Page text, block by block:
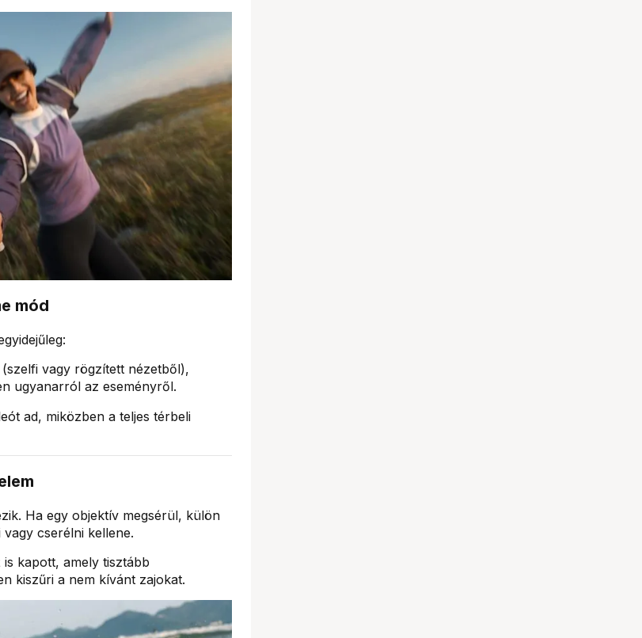
mód
vagy rögzített nézetből),
ugyanarról az eseményről.
ad, miközben a teljes térbeli
Ha egy objektív megsérül, külön
cserélni kellene.
is kapott, amely tisztább
kiszűri a nem kívánt zajokat.